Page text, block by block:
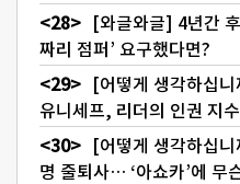
[와글와글] 4년간
짜리 점퍼’ 요구했다면?
[어떻게 생각하십
유니세프, 리더의 인권 지
[어떻게 생각하십
명 줄퇴사… ‘아쇼카’에 무